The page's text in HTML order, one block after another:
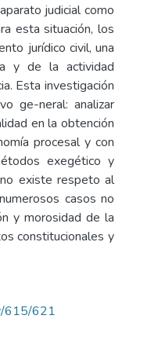
judicial como
esta situación, los
jurídico civil, una
y de la actividad
Esta investigación
ge-neral: analizar
en la obtención
procesal y con
exegético y
existe respeto al
casos no
y morosidad de la
constitucionales y
615/621